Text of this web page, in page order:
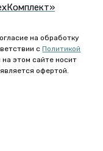
на обработку
сПолитикой
этом сайте носит
офертой.